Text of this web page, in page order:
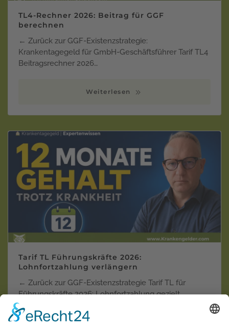
TL4-Rechner 2026: Beitrag für GGF
berechnen
← Zurück zur GGF-Existenzstrategie:
Krankentagegeld für GmbH-Geschäftsführer Tarif TL4
Beitragsrechner 2026…
Weiterlesen
Tarif TL Führungskräfte 2026:
Lohnfortzahlung verlängern
← Zurück zur GGF-Existenzstrategie Tarif TL für
Führungskräfte 2026: Lohnfortzahlung gezielt
verlänger…